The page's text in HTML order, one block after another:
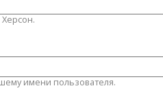
имени пользователя.